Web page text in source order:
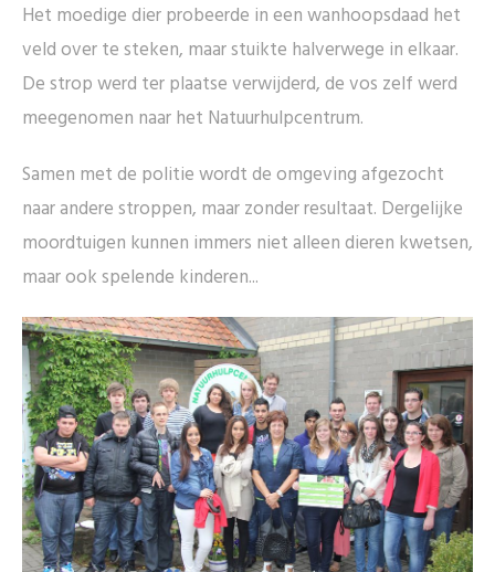
Het moedige dier probeerde in een wanhoopsdaad het
veld over te steken, maar stuikte halverwege in elkaar.
De strop werd ter plaatse verwijderd, de vos zelf werd
meegenomen naar het Natuurhulpcentrum.
Samen met de politie wordt de omgeving afgezocht
naar andere stroppen, maar zonder resultaat. Dergelijke
moordtuigen kunnen immers niet alleen dieren kwetsen,
maar ook spelende kinderen...